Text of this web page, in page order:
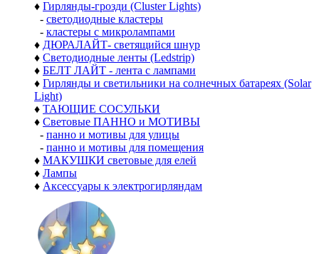
♦ Гирлянды-грозди (Cluster Lights)
- светодиодные кластеры
- кластеры с микролампами
♦ ДЮРАЛАЙТ- светящийся шнур
♦ Светодиодные ленты (Ledstrip)
♦ БЕЛТ ЛАЙТ - лента с лампами
♦ Гирлянды и светильники на солнечных батареях (Solar
Light)
♦ ТАЮЩИЕ СОСУЛЬКИ
♦ Световые ПАННО и МОТИВЫ
- панно и мотивы для улицы
- панно и мотивы для помещения
♦ МАКУШКИ световые для елей
♦ Лампы
♦ Аксессуары к электрогирляндам